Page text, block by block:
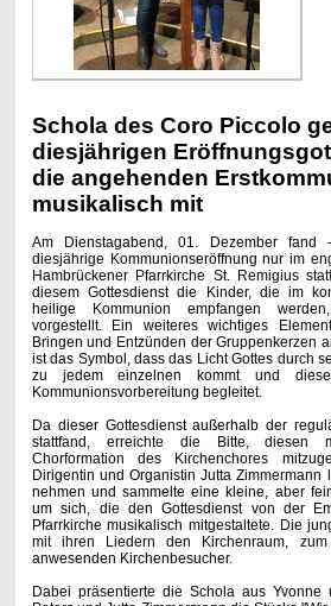
Schola des Coro Piccolo
diesjährigen
die angehenden
musikalisch mit
Am Dienstagabend, 01. Dezember fand
diesjährige Kommunionseröffnung nur im
Hambrückener Pfarrkirche St. Remigius
diesem Gottesdienst die Kinder, die im
heilige Kommunion empfangen
vorgestellt. Ein weiteres wichtiges
Bringen und Entzünden der Gruppenkerzen
ist das Symbol, dass das Licht Gottes durch
zu jedem einzelnen kommt und
Kommunionsvorbereitung begleitet.
Da dieser Gottesdienst außerhalb der
stattfand, erreichte die Bitte, diesen
Chorformation des Kirchenchores
Dirigentin und Organistin Jutta
nehmen und sammelte eine kleine, aber
um sich, die den Gottesdienst von der
Pfarrkirche musikalisch mitgestaltete. Die
mit ihren Liedern den Kirchenraum,
anwesenden Kirchenbesucher.
Dabei präsentierte die Schola aus Yvonne